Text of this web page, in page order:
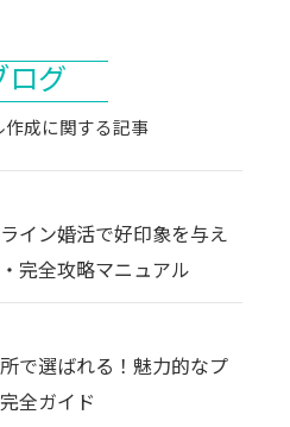
ログ
成に関する記事
イン婚活で好印象を与え
完全攻略マニュアル
で選ばれる！魅力的なプ
全ガイド